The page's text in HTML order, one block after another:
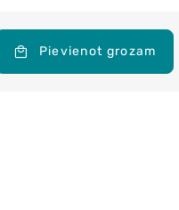
Pievienot grozam